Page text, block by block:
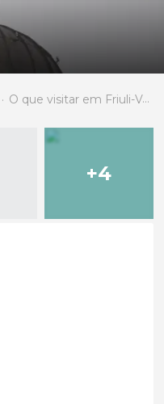
O que visitar em Friuli-Venezia Giulia
+4